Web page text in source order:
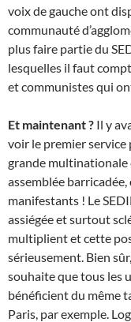
voix de gauche ont
communauté
plus faire partie du
lesquelles il faut
et communistes qui
Et maintenant ? Il y
voir le premier service
grande multinationale
assemblée
manifestants ! Le
assiégée et surtout
multiplient et cette
sérieusement. Bien
souhaite que tous les
bénéficient du même
Paris, par exemple.